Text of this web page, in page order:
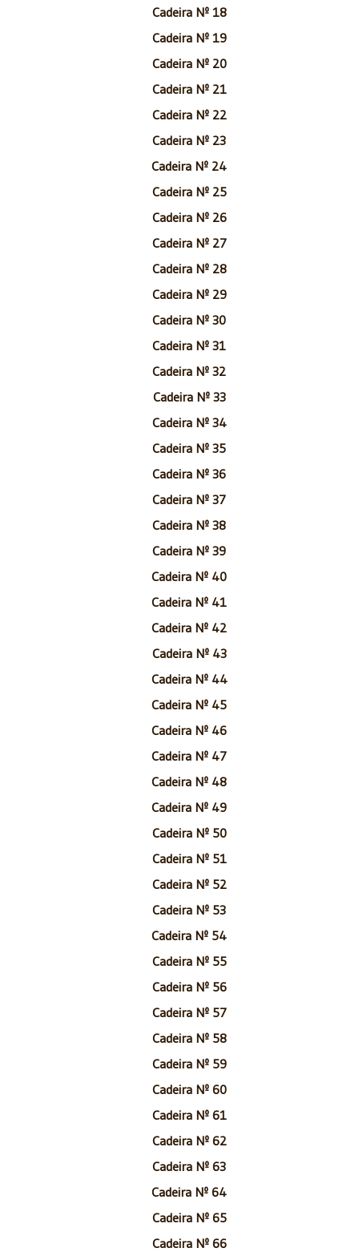
Cadeira Nº 18
Cadeira Nº 19
Cadeira Nº 20
Cadeira Nº 21
Cadeira Nº 22
Cadeira Nº 23
Cadeira Nº 24
Cadeira Nº 25
Cadeira Nº 26
Cadeira Nº 27
Cadeira Nº 28
Cadeira Nº 29
Cadeira Nº 30
Cadeira Nº 31
Cadeira Nº 32
Cadeira Nº 33
Cadeira Nº 34
Cadeira Nº 35
Cadeira Nº 36
Cadeira Nº 37
Cadeira Nº 38
Cadeira Nº 39
Cadeira Nº 40
Cadeira Nº 41
Cadeira Nº 42
Cadeira Nº 43
Cadeira Nº 44
Cadeira Nº 45
Cadeira Nº 46
Cadeira Nº 47
Cadeira Nº 48
Cadeira Nº 49
Cadeira Nº 50
Cadeira Nº 51
Cadeira Nº 52
Cadeira Nº 53
Cadeira Nº 54
Cadeira Nº 55
Cadeira Nº 56
Cadeira Nº 57
Cadeira Nº 58
Cadeira Nº 59
Cadeira Nº 60
Cadeira Nº 61
Cadeira Nº 62
Cadeira Nº 63
Cadeira Nº 64
Cadeira Nº 65
Cadeira Nº 66